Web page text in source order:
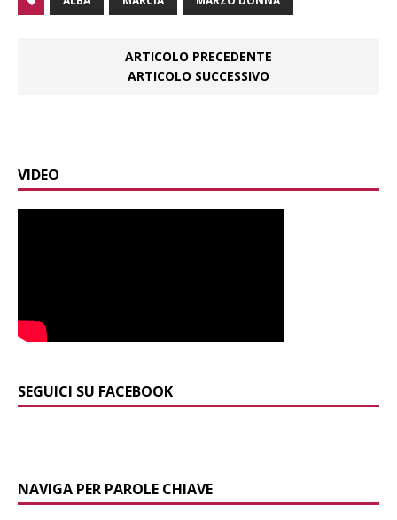
ARTICOLO PRECEDENTE
ARTICOLO SUCCESSIVO
VIDEO
SEGUICI SU FACEBOOK
NAVIGA PER PAROLE CHIAVE